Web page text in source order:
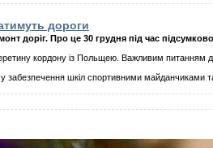
дороги
доріг. Про це 30 грудня під час
кордону із Польщею. Важливим питанням
забезпечення шкіл спортивними майданчиками